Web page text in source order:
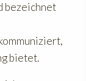
bezeichnet
bietet.